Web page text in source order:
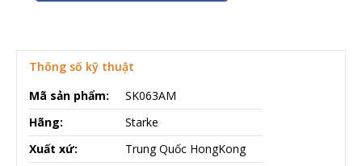
Thông số kỹ thuật
Mã sản phẩm:
SK063AM
Hãng:
Starke
Xuất xứ:
Trung Quốc HongKong